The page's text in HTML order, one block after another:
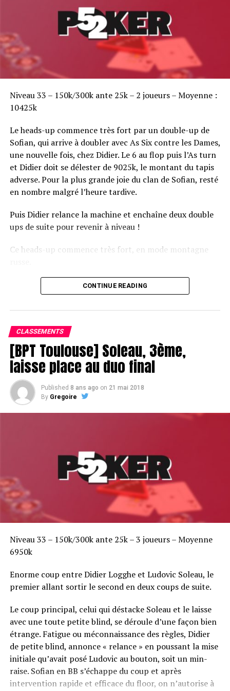
Niveau 33 – 150k/300k ante 25k – 2 joueurs – Moyenne :
10425k
Le heads-up commence très fort par un double-up de
Sofian, qui arrive à doubler avec As Six contre les Dames,
une nouvelle fois, chez Didier. Le 6 au flop puis l’As turn
et Didier doit se délester de 9025k, le montant du tapis
adverse. Pour la plus grande joie du clan de Sofian, resté
en nombre malgré l’heure tardive.
Puis Didier relance la machine et enchaîne deux double
ups de suite pour revenir à niveau !
Ce heads-up commence très fort, en mode montagne
Le champagne va réchauffer si les deux finalistes ne se décident pas !
CONTINUE READING
CLASSEMENTS
[BPT Toulouse] Soleau, 3ème,
laisse place au duo final
Published 8 ans ago on 21 mai 2018
By Gregoire
Niveau 33 – 150k/300k ante 25k – 3 joueurs – Moyenne
6950k
Enorme coup entre Didier Logghe et Ludovic Soleau, le
premier allant sortir le second en deux coups de suite.
Le coup principal, celui qui déstacke Soleau et le laisse
avec une toute petite blind, se déroule d’une façon bien
étrange. Fatigue ou méconnaissance des règles, Didier
de petite blind, annonce « relance » en poussant la mise
initiale qu’avait posé Ludovic au bouton, soit un min-
raise. Sofian en BB s’échappe du coup et après
intervention rapide et efficace du floor, on n’autorise à